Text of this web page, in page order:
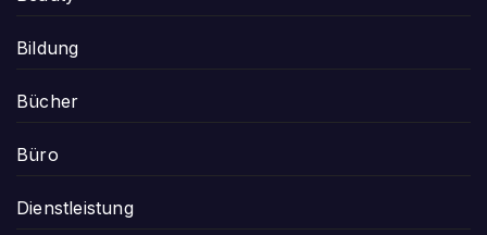
Bildung
Bücher
Büro
Dienstleistung